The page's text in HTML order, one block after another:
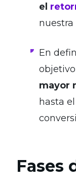
el
nuestra
En
mayor
hasta
Fases